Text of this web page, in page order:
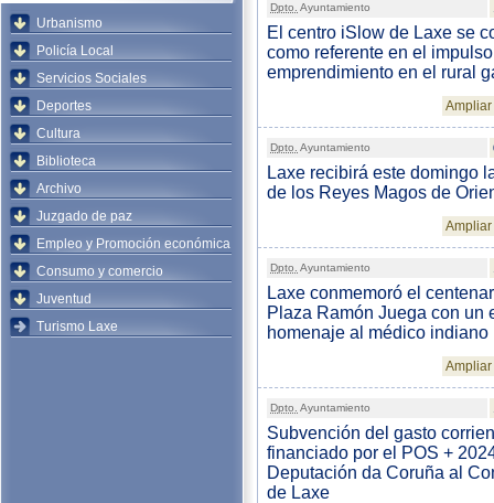
Urbanismo
Policía Local
Servicios Sociales
Deportes
Cultura
Biblioteca
Archivo
Juzgado de paz
Empleo y Promoción económica
Consumo y comercio
Juventud
Turismo Laxe
Dpto. Ayuntamiento
El centro iSlow de Laxe se
como referente en el
emprendimiento en el rural
Dpto. Ayuntamiento
Laxe recibirá este domingo
de los Reyes Magos de
Dpto. Ayuntamiento
Laxe conmemoró el
Plaza Ramón Juega con un
homenaje al médico indiano
Dpto. Ayuntamiento
Subvención del gasto
financiado por el POS +
Deputación da Coruña al
de Laxe